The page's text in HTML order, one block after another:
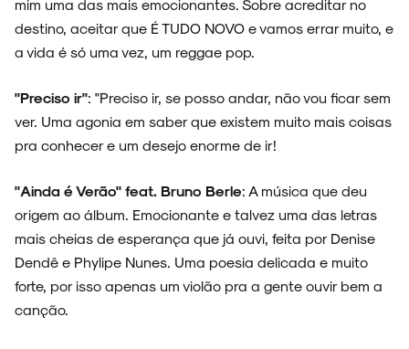
mim uma das mais emocionantes. Sobre acreditar no
destino, aceitar que É TUDO NOVO e vamos errar muito, e
a vida é só uma vez, um reggae pop.
"Preciso ir": "Preciso ir, se posso andar, não vou ficar sem
ver. Uma agonia em saber que existem muito mais coisas
pra conhecer e um desejo enorme de ir!
"Ainda é Verão" feat. Bruno Berle: A música que deu
origem ao álbum. Emocionante e talvez uma das letras
mais cheias de esperança que já ouvi, feita por Denise
Dendê e Phylipe Nunes. Uma poesia delicada e muito
forte, por isso apenas um violão pra a gente ouvir bem a
canção.